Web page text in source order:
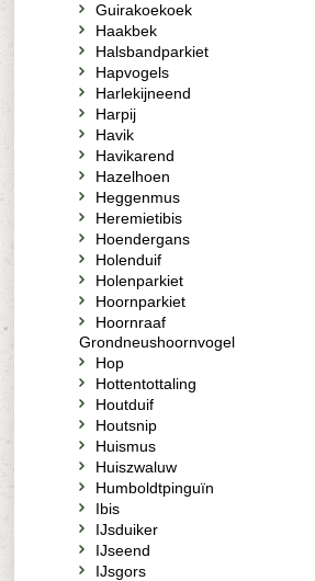
Guirakoekoek
Haakbek
Halsbandparkiet
Hapvogels
Harlekijneend
Harpij
Havik
Havikarend
Hazelhoen
Heggenmus
Heremietibis
Hoendergans
Holenduif
Holenparkiet
Hoornparkiet
Hoornraaf
Grondneushoornvogel
Hop
Hottentottaling
Houtduif
Houtsnip
Huismus
Huiszwaluw
Humboldtpinguïn
Ibis
IJsduiker
IJseend
IJsgors